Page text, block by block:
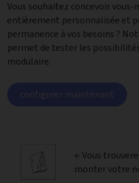
Vous souhaitez concevoir
entièrement personnalisée et
permanence à vos besoins ?
permet de tester les
modulaire.
configurer maintenant
← Vous
monter votre